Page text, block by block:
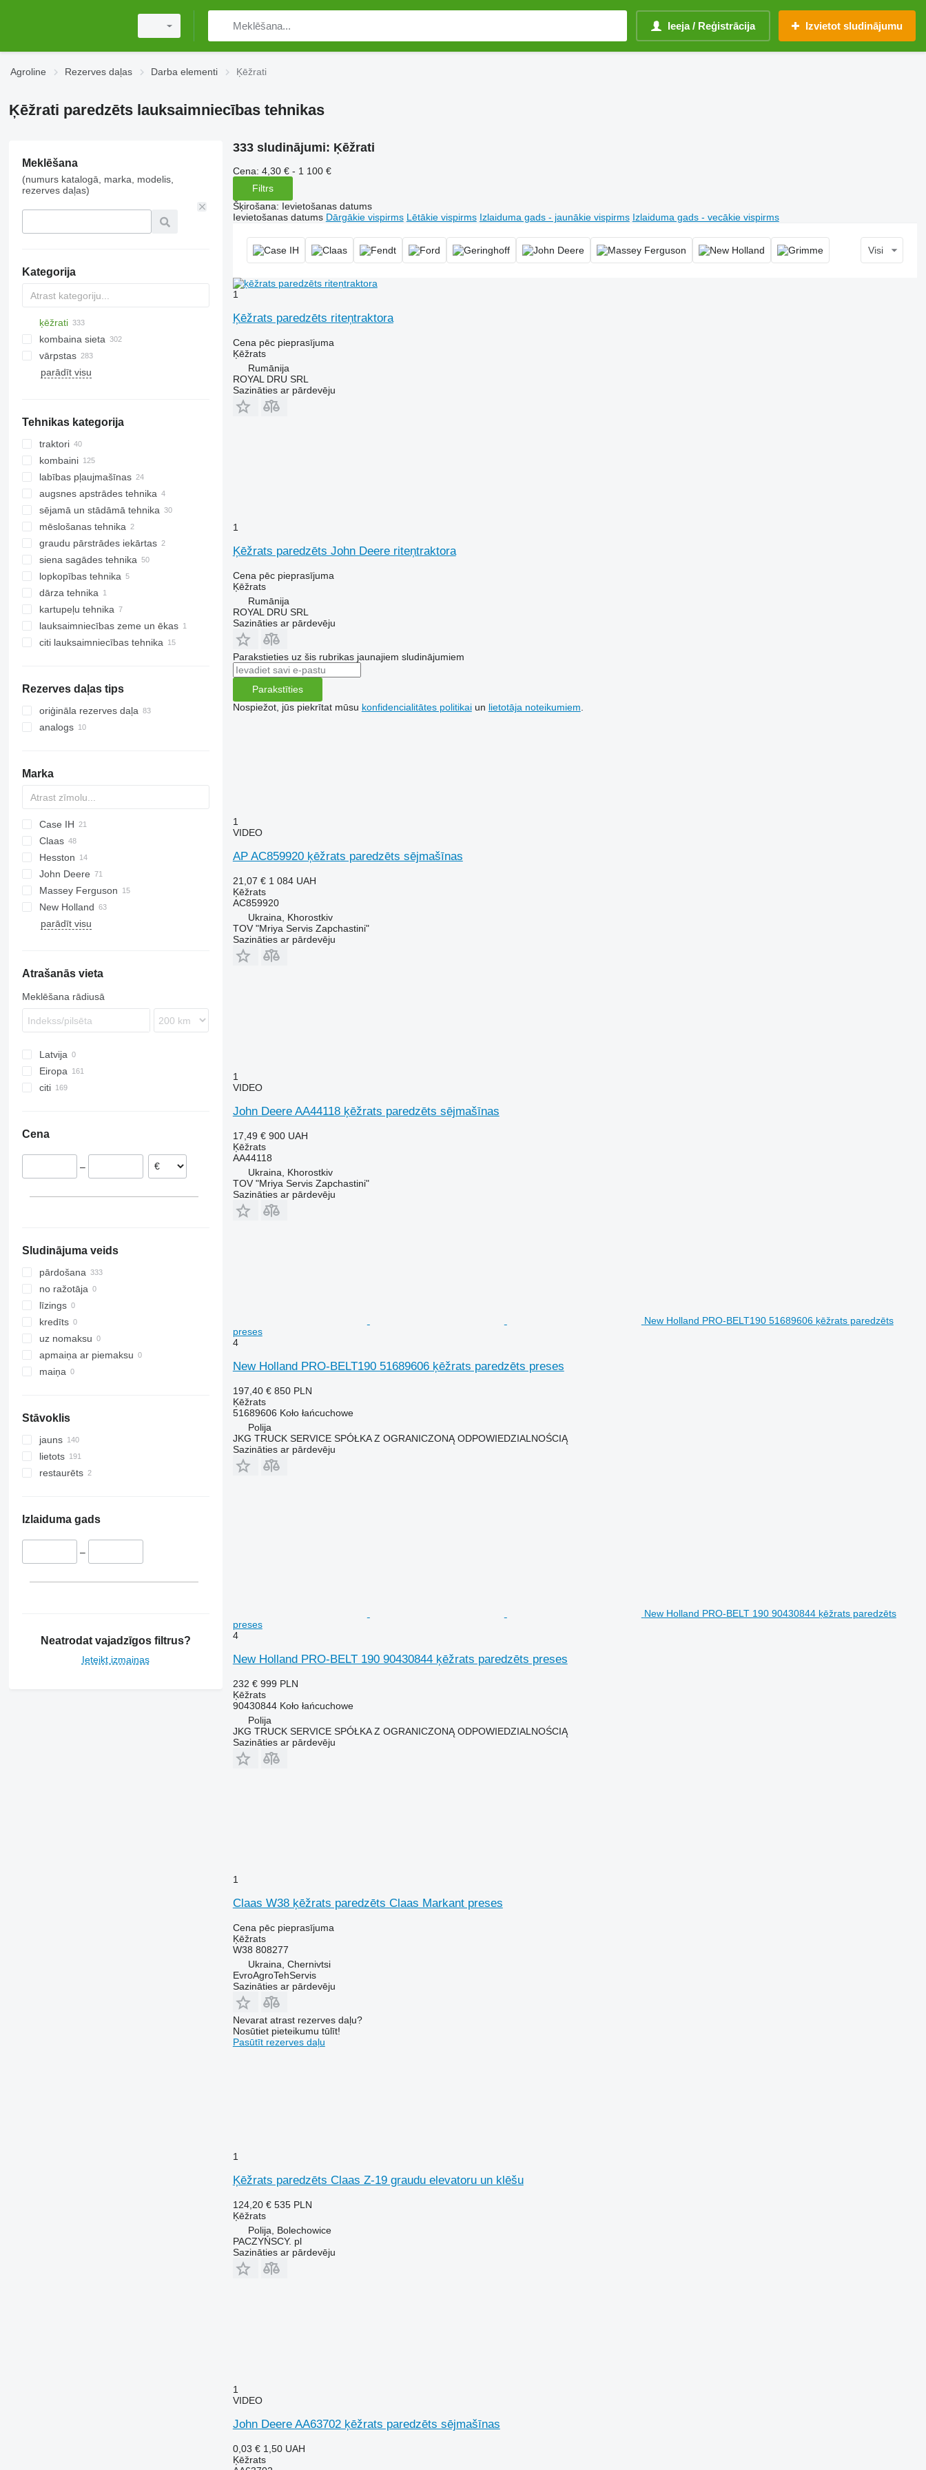
Ieeja / Reģistrācija Izvietot sludinājumu
Agroline Rezerves daļas Darba elementi Ķēžrati
Ķēžrati paredzēts lauksaimniecības tehnikas
Meklēšana
(numurs katalogā, marka, modelis,
rezerves daļas)
Kategorija
ķēžrati
kombaina sieta
vārpstas
parādīt visu
Tehnikas kategorija
traktori
riteņtraktori
kombaini
graudu kombaini
lopbarības kombaini
citi kombaini
labības pļaujmašīnas
graudu hederi
kukurūzas pļaujmašīnas
augsnes apstrādes tehnika
ecēšas
kultivatori
arkli
sējamā un stādāmā tehnika
mēslošanas tehnika
minerālmēslu izkliedētāji
graudu pārstrādes iekārtas
graudu izkliedētāji
gliemežtransportieri
siena sagādes tehnika
lopkopības tehnika
lopkopības tehnika
lopbarības jaucēji
dārza tehnika
zālienu traktori
kartupeļu tehnika
kartupeļu kombaini
kartupeļu racēji
lauksaimniecības zeme un ēkas
graudu elevatori un klētis
citi lauksaimniecības tehnika
Rezerves daļas tips
oriģināla rezerves daļa
analogs
Marka
Case IH
2020
2388
5088
5130
5140
6088
7140
Claas
Atles
Conspeed
Dominator
Lexion
Markant
Hesston
4900
John Deere
625R
9500
T-series
Massey Ferguson
40
124
7274
New Holland
BB
D-series
TF
TM
T-series
AP
parādīt visu
Atrašanās vieta
Meklēšana rādiusā
Latvija
Eiropa
Rumānija
Francija
citi
Cena
–
Sludinājuma veids
pārdošana
no ražotāja
līzings
kredīts
uz nomaksu
apmaiņa ar piemaksu
maiņa
Stāvoklis
jauns
lietots
restaurēts
Izlaiduma gads
–
Neatrodat vajadzīgos filtrus?
Ieteikt izmaiņas
333 sludinājumi: Ķēžrati
Cena: 4,30 € - 1 100 €
Filtrs
Šķirošana: Ievietošanas datums
Ievietošanas datums Dārgākie vispirms Lētākie vispirms Izlaiduma gads - jaunākie vispirms Izlaiduma gads - vecākie vispirms
Visi
1
Ķēžrats paredzēts riteņtraktora
Cena pēc pieprasījuma
Ķēžrats
Rumānija
ROYAL DRU SRL
Sazināties ar pārdevēju
1
Ķēžrats paredzēts John Deere riteņtraktora
Cena pēc pieprasījuma
Ķēžrats
Rumānija
ROYAL DRU SRL
Sazināties ar pārdevēju
Parakstieties uz šis rubrikas jaunajiem sludinājumiem
Parakstīties
Nospiežot, jūs piekrītat mūsu konfidencialitātes politikaiun lietotāja noteikumiem
1
VIDEO
AP AC859920 ķēžrats paredzēts sējmašīnas
21,07 € 1 084 UAH
Ķēžrats
AC859920
Ukraina, Khorostkiv
TOV "Mriya Servis Zapchastini"
Sazināties ar pārdevēju
1
VIDEO
John Deere AA44118 ķēžrats paredzēts sējmašīnas
17,49 € 900 UAH
Ķēžrats
AA44118
Ukraina, Khorostkiv
TOV "Mriya Servis Zapchastini"
Sazināties ar pārdevēju
New Holland PRO-BELT190 51689606 ķēžrats paredzēts
preses
4
New Holland PRO-BELT190 51689606 ķēžrats paredzēts preses
197,40 € 850 PLN
Ķēžrats
51689606 Koło łańcuchowe
Polija
JKG TRUCK SERVICE SPÓŁKA Z OGRANICZONĄ ODPOWIEDZIALNOŚCIĄ
Sazināties ar pārdevēju
New Holland PRO-BELT 190 90430844 ķēžrats paredzēts
preses
4
New Holland PRO-BELT 190 90430844 ķēžrats paredzēts preses
232 € 999 PLN
Ķēžrats
90430844 Koło łańcuchowe
Polija
JKG TRUCK SERVICE SPÓŁKA Z OGRANICZONĄ ODPOWIEDZIALNOŚCIĄ
Sazināties ar pārdevēju
1
Claas W38 ķēžrats paredzēts Claas Markant preses
Cena pēc pieprasījuma
Ķēžrats
W38 808277
Ukraina, Chernivtsi
EvroAgroTehServis
Sazināties ar pārdevēju
Nevarat atrast rezerves daļu?
Nosūtiet pieteikumu tūlīt!
Pasūtīt rezerves daļu
1
Ķēžrats paredzēts Claas Z-19 graudu elevatoru un klēšu
124,20 € 535 PLN
Ķēžrats
Polija, Bolechowice
PACZYŃSCY. pl
Sazināties ar pārdevēju
1
VIDEO
John Deere AA63702 ķēžrats paredzēts sējmašīnas
0,03 € 1,50 UAH
Ķēžrats